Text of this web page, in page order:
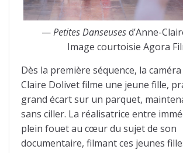
—Petites Danseusesd’Anne-
Image courtoisie Agora
Dès la première séquence, la caméra
Claire Dolivet filme une jeune fille,
grand écart sur un parquet,
sans ciller. La réalisatrice entre
plein fouet au cœur du sujet de son
documentaire, filmant ces jeunes